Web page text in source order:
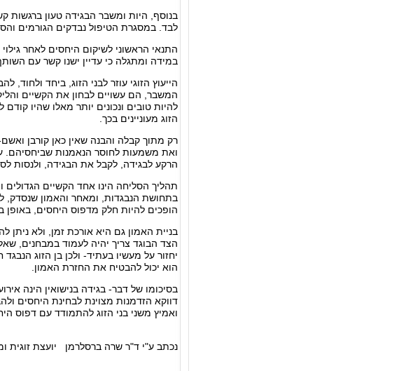
בנוסף, היות ומשבר הבגידה טעון ברגשות
לבד. במסגרת הטיפול נבדקים הגורמים
התנאי הראשוני לשיקום היחסים לאחר
במידה ומתגלה כי עדיין ישנו קשר עם
הייעוץ הזוגי עוזר לבני הזוג, ביחד
המשבר, הם עשויים לבחון את הקשיים
להיות טובים ונכונים יותר מאלו שהיו
הזוג מעוניינים בכך.
רק מתוך קבלה והבנה שאין כאן קורבן
ואת משמעות לחוסר הנאמנות שביחסיהם.
הרקע לבגידה, לקבל את הבגידה, ולנסות
תהליך הסליחה הינו אחד הקשיים הגדולים
בתחושת הנבגדות, ומאחר והאמון שנסדק,
הופכים להיות חלק מדפוס היחסים, באופן
בניית האמון גם היא אורכת זמן, ולא ניתן
הצד הבוגד צריך יהיה לעמוד במבחנים,
יחזור על מעשיו בעתיד- ולכן בן הזוג
הוא יכול להבטיח את החזרת האמון.
בסיכומו של דבר- בגידה בנישואין הינה
דווקא הזדמנות מצוינת לבחינת היחסים
ואמיץ משני בני הזוג להתמודד עם דפוס
נכתב ע"י ד"ר שרה ברסלרמן יועצת